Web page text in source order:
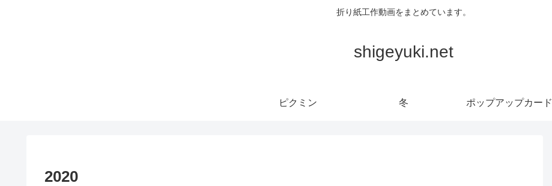
折り紙工作動画をまとめています。
shigeyuki.net
ピクミン 冬 ポップアップカード
2020